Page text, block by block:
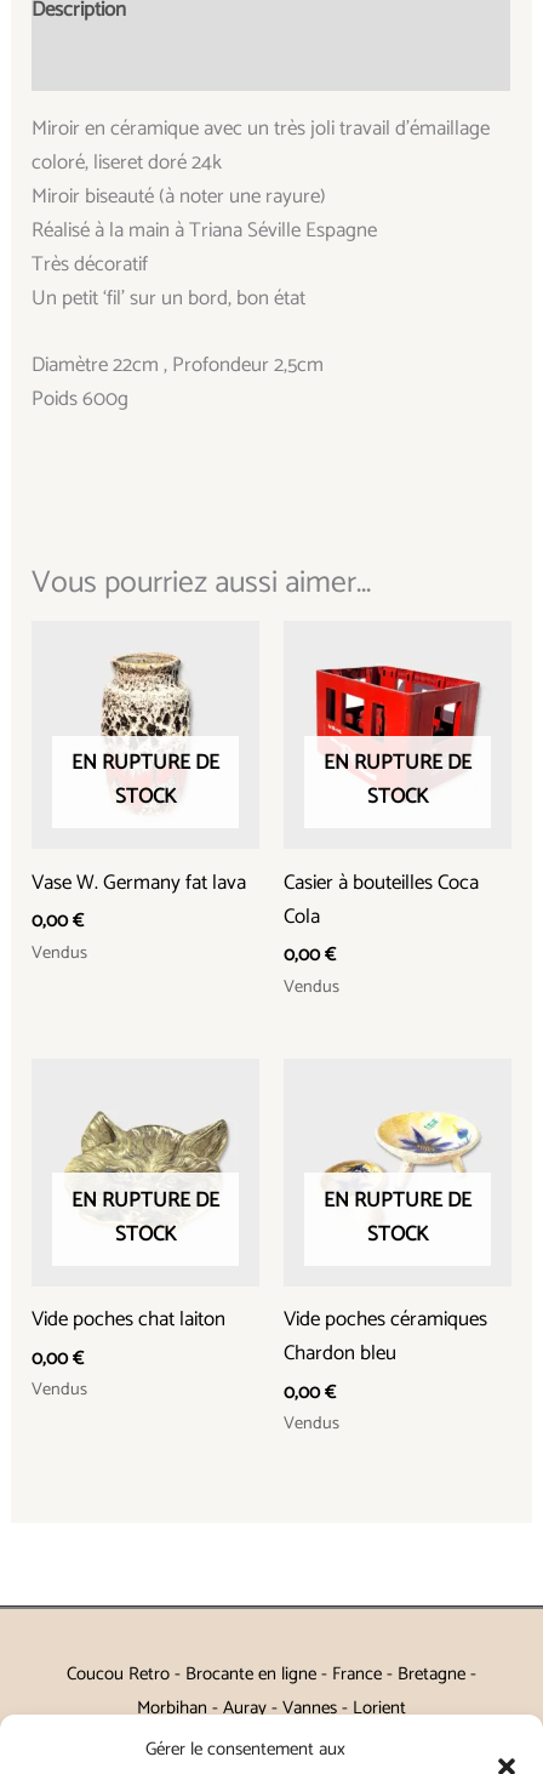
Gérer le consentement aux
Description
Miroir en céramique avec un très joli travail d’émaillage
coloré, liseret doré 24k
Miroir biseauté (à noter une rayure)
Réalisé à la main à Triana Séville Espagne
Très décoratif
Un petit ‘fil’ sur un bord, bon état
Diamètre 22cm , Profondeur 2,5cm
Poids 600g
Vous pourriez aussi aimer...
EN RUPTURE DE
STOCK
Vase W. Germany fat lava
0,00€
Vendus
EN RUPTURE DE
STOCK
Casier à bouteilles Coca
Cola
0,00€
Vendus
EN RUPTURE DE
STOCK
Vide poches chat laiton
0,00€
Vendus
EN RUPTURE DE
STOCK
Vide poches céramiques
Chardon bleu
0,00€
Vendus
Coucou Retro - Brocante en ligne - France - Bretagne -
Morbihan - Auray - Vannes - Lorient